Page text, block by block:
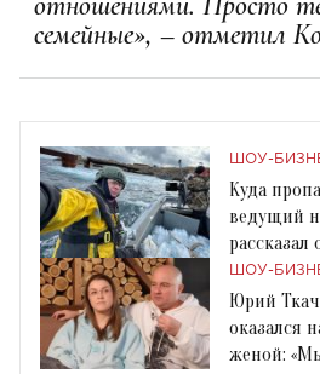
семейные», – отметил
ШОУ-
Куда
ведущий
рассказал
жизни
ШОУ-
Юрий Ткач
оказался
женой: